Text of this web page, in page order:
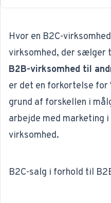
Hvor en B2C-
virksomhed, der sælger
B2B-virksomhed til
er det en forkortelse for
grund af forskellen i
arbejde med marketing i
virksomhed.
B2C-salg i forhold til